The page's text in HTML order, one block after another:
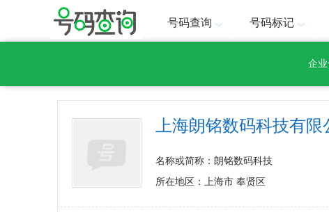
号码查询 号码标记
企
上海朗铭数码科技有限
名称或简称：朗铭数码科技
所在地区：上海市 奉贤区